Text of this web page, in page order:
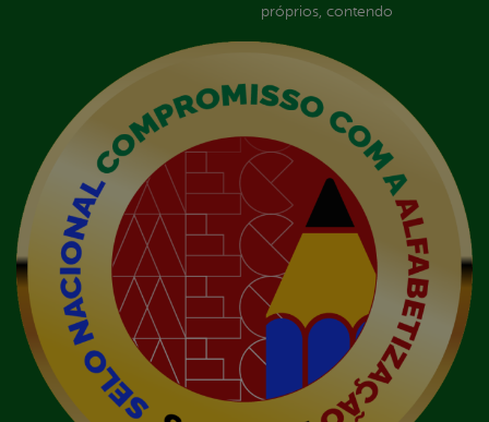
próprios, contendo